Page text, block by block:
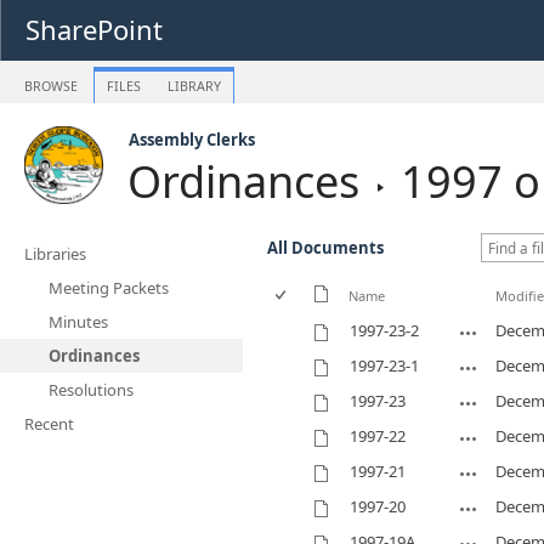
SharePoint
BROWSE FILES LIBRARY
Assembly Clerks
Ordinances 1997
Libraries
Meeting Packets
Minutes
Ordinances
Resolutions
Recent
All Documents
Name
1997-23-2
1997-23-1
1997-23
1997-22
1997-21
1997-20